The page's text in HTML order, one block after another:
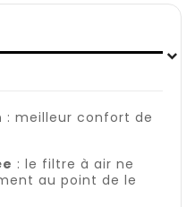
: meilleur confort de
: le filtre à air ne
au point de le